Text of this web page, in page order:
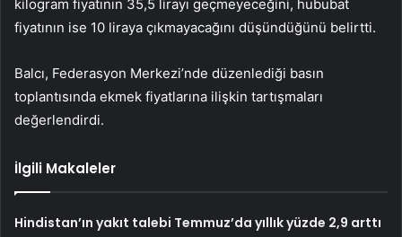
kilogram fiyatının 35,5 lirayı geçmeyeceğini, hububat
fiyatının ise 10 liraya çıkmayacağını düşündüğünü belirtti.
Balcı, Federasyon Merkezi’nde düzenlediği basın
toplantısında ekmek fiyatlarına ilişkin tartışmaları
değerlendirdi.
İlgili Makaleler
Hindistan’ın yakıt talebi Temmuz’da yıllık yüzde 2,9 arttı